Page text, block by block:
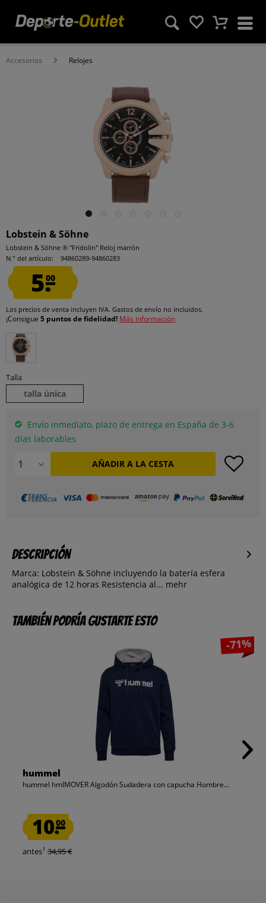
Accesorios Relojes
Lobstein & Söhne
Lobstein & Söhne ® "Fridolin" Reloj marrón
N.° del artículo:
94860289-94860283
5.00
Los precios de venta incluyen IVA. Gastos de envío no incluidos.
¡Consigue 5 puntos de fidelidad! Más información
Talla
talla única
Envío inmediato, plazo de entrega en España de 3-6
días laborables
AÑADIR A LA CESTA
Descripción
Marca: Lobstein & Söhne incluyendo la batería esfera
analógica de 12 horas Resistencia al... mehr
También podría gustarte esto
-71%
hummel
hummel hmlMOVER Algodón Sudadera con capucha Hombre...
10.00
antes1 34,95 €